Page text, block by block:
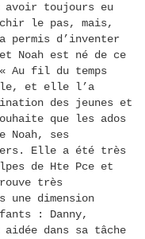
avoir toujours eu
le pas, mais,
permis d’inventer
Noah est né de ce
Au fil du temps
et elle l’a
des jeunes et
que les ados
Noah, ses
Elle a été très
de Hte Pce et
très
une dimension
: Danny,
dans sa tâche